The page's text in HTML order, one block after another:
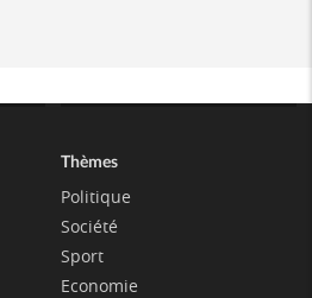
Thèmes
Politique
Société
Sport
Economie